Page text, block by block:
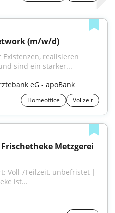
(m/w/d)
realisieren
sind ein starker...
eG - apoBank
Homeoffice Vollzeit
Metzgerei
Voll-/Teilzeit, unbefristet |
ist...